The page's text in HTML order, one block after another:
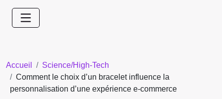
Accueil
Science/High-Tech
Comment le choix d’un bracelet influence la
personnalisation d’une expérience e-commerce